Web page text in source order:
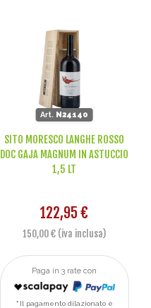
Art. N24140
SITO MORESCO LANGHE ROSSO
DOC GAJA MAGNUM IN ASTUCCIO
1,5 LT
122,95 €
150,00 € (iva inclusa)
Paga in 3 rate con
Il pagamento dilazionato è